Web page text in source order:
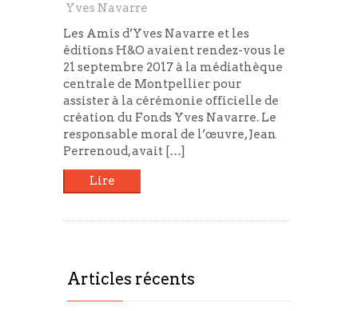
Yves Navarre
Les Amis d’Yves Navarre et les
éditions H&O avaient rendez-vous le
21 septembre 2017 à la médiathèque
centrale de Montpellier pour
assister à la cérémonie officielle de
création du Fonds Yves Navarre. Le
responsable moral de l’œuvre, Jean
Perrenoud, avait […]
Lire
Articles récents